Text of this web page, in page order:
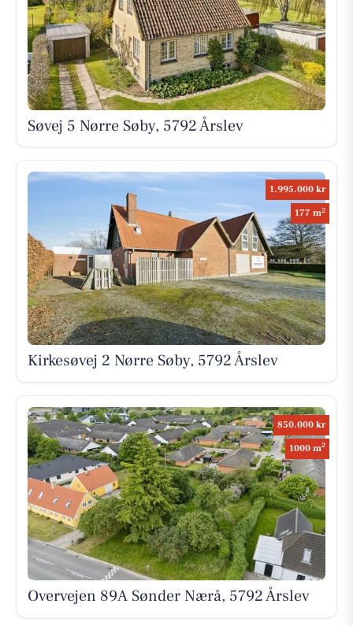
Søvej 5 Nørre Søby, 5792 Årslev
1.995.000 kr
177 m2
Kirkesøvej 2 Nørre Søby, 5792 Årslev
850.000 kr
1000 m2
Overvejen 89A Sønder Nærå, 5792 Årslev